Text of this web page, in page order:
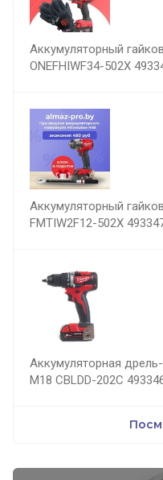
Аккумуляторный
ONEFHIWF34-502X
Аккумуляторный
FMTIW2F12-502X
Аккумуляторная
M18 CBLDD-202C